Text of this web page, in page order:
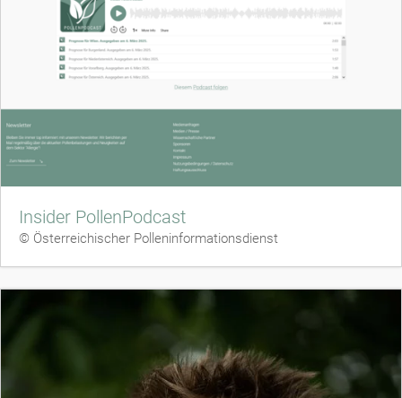
Insider PollenPodcast
© Österreichischer Polleninformationsdienst